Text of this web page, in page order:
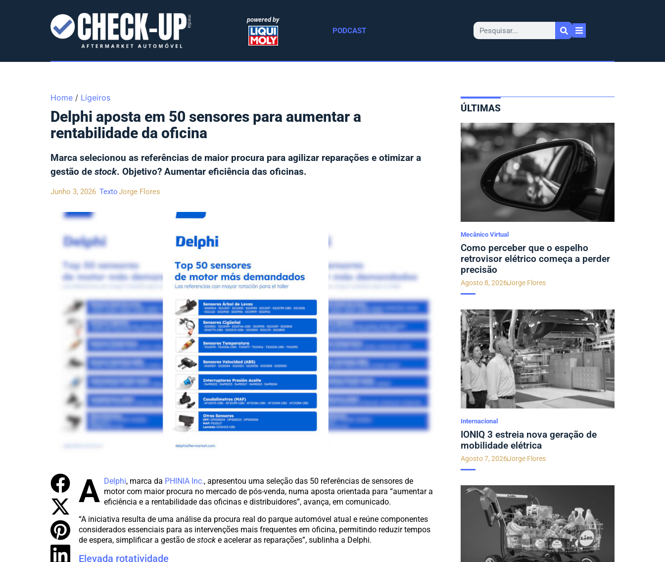
powered by
PODCAST
Home / Ligeiros
Delphi aposta em 50 sensores para aumentar a
rentabilidade da oficina
Marca selecionou as referências de maior procura para agilizar reparações e otimizar a
gestão de stock. Objetivo? Aumentar eficiência das oficinas.
Junho 3, 2026 TextoJorge Flores
A Delphi, marca da PHINIA Inc., apresentou uma seleção das 50 referências de sensores de
motor com maior procura no mercado de pós-venda, numa aposta orientada para “aumentar a
eficiência e a rentabilidade das oficinas e distribuidores”, avança, em comunicado.
“A iniciativa resulta de uma análise da procura real do parque automóvel atual e reúne componentes
considerados essenciais para as intervenções mais frequentes em oficina, permitindo reduzir tempos
de espera, simplificar a gestão destocke acelerar as reparações”, sublinha a Delphi.
Elevada rotatividade
ÚLTIMAS
Mecânico Virtual
Como perceber que o espelho
retrovisor elétrico começa a perder
precisão
Agosto 8, 2026Jorge Flores
Internacional
IONIQ 3 estreia nova geração de
mobilidade elétrica
Agosto 7, 2026Jorge Flores